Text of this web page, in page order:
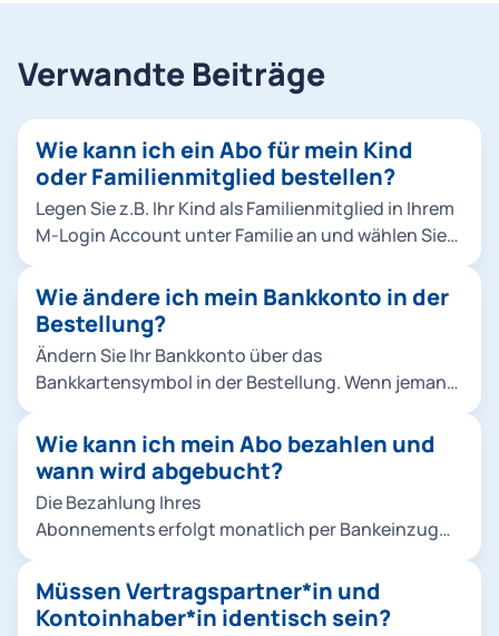
Verwandte Beiträge
Wie kann ich ein Abo für mein Kind
oder Familienmitglied bestellen?
Legen Sie z.B. Ihr Kind als Familienmitglied in Ihrem
M-Login Account unter Familie an und wählen Sie
entweder in der Bestellung unter Abo-
Nutzer*innen auf Familienmitglied hinzufügen
oder fügen Sie Ihr Familienmitglied direkt im M-
Login hinzu. Hinweise: Sie können Abos für
Familienmitglieder ausschließlich als Chipkarte,
Ermäßigungsticket Studierende & alle Jobtickets
können keine anderen Abo-Nutzer*innen angelegt
werden. Hier müssen Sie mit Ihrem eigenen M-
Login Account bestellen. Im M-Login unter
unter 16 Jahren für das 365-Euro-Ticket MVV und
die Schulwegkostenfreiheit ein Foto von Ihrem
Wie ändere ich mein Bankkonto in der
Bestellung?
Ändern Sie Ihr Bankkonto über das
Bankkartensymbol in der Bestellung. Wenn jemand
Sie eine Bankverbindung von einer andere Person
in der Bestellung unter Kontoinhaber*in
Bestellung haben keine Auswirkung auf laufende
Verträge. Wenn Sie die Bestellung abbrechen,
gespeichert.
Wie kann ich mein Abo bezahlen und
wann wird abgebucht?
Die Bezahlung Ihres
Abonnements erfolgt monatlich per Bankeinzug
erfolgen stets für den aktuellen Monat zum
Monatsersten.
Müssen Vertragspartner*in und
Kontoinhaber*in identisch sein?